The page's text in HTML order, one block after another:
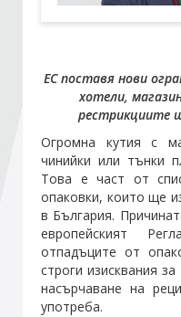
Стани член
ЕС поставя нови
хотели,
рестрикциите
Огромна кутия с
чинийки или тънки
Това е част от
опаковки, които ще
в България.
европейският
отпадъците от
строги изисквания
насърчаване на
употреба.